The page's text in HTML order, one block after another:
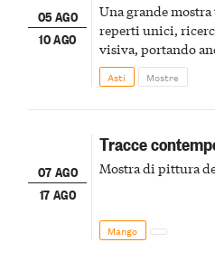
05 AGO
10 AGO
Una grande
reperti unici,
visiva, portando
della scena le
Asti Mostre
07 AGO
17 AGO
Tracce
Mostra di pittura
Mango